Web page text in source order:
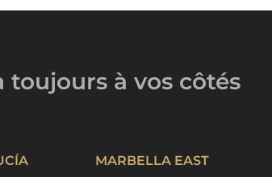
toujours à vos côtés
MARBELLA EAST